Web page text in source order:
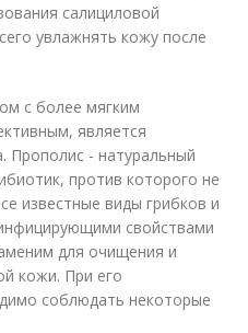
салициловой
увлажнять кожу после
с более мягким
является
Прополис - натуральный
против которого не
известные виды грибков и
свойствами
для очищения и
кожи. При его
соблюдать некоторые